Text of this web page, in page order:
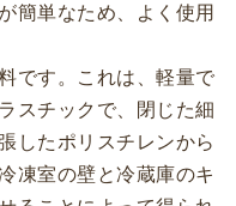
簡単なため、よく使用
です。これは、軽量で
スチックで、閉じた細
したポリスチレンから
凍室の壁と冷蔵庫のキ